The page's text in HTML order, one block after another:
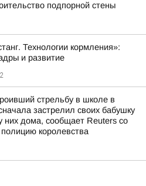
подпорной стены
Технологии кормления»:
и развитие
стрельбу в школе в
застрелил своих бабушку
них дома, сообщает Reuters со
королевства